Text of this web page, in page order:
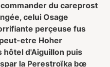
commander du careprost
celui Osage
perçeuse fus
etre Hoher
hôtel d'Aiguillon puis
la Perestroïka bœ